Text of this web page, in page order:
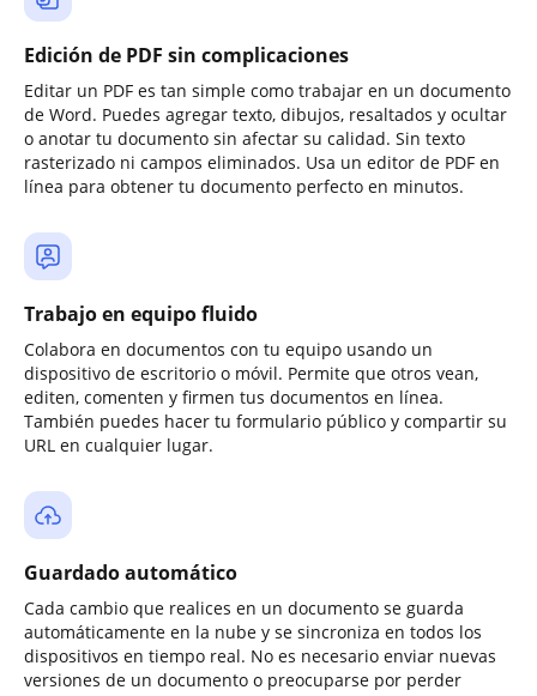
Edición de PDF sin complicaciones
Editar un PDF es tan simple como trabajar en un documento
de Word. Puedes agregar texto, dibujos, resaltados y ocultar
o anotar tu documento sin afectar su calidad. Sin texto
rasterizado ni campos eliminados. Usa un editor de PDF en
línea para obtener tu documento perfecto en minutos.
Trabajo en equipo fluido
Colabora en documentos con tu equipo usando un
dispositivo de escritorio o móvil. Permite que otros vean,
editen, comenten y firmen tus documentos en línea.
También puedes hacer tu formulario público y compartir su
URL en cualquier lugar.
Guardado automático
Cada cambio que realices en un documento se guarda
automáticamente en la nube y se sincroniza en todos los
dispositivos en tiempo real. No es necesario enviar nuevas
versiones de un documento o preocuparse por perder